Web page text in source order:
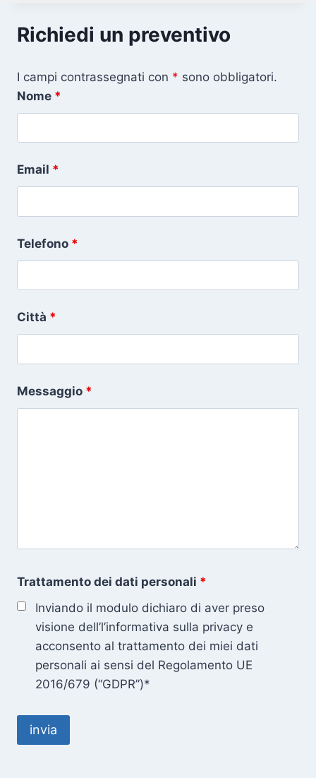
Richiedi un preventivo
I campi contrassegnati con * sono obbligatori.
Nome *
Email *
Telefono *
Città *
Messaggio *
Trattamento dei dati personali *
Inviando il modulo dichiaro di aver preso
visione dell’l’informativa sulla privacy e
acconsento al trattamento dei miei dati
personali ai sensi del Regolamento UE
2016/679 (“GDPR”)*